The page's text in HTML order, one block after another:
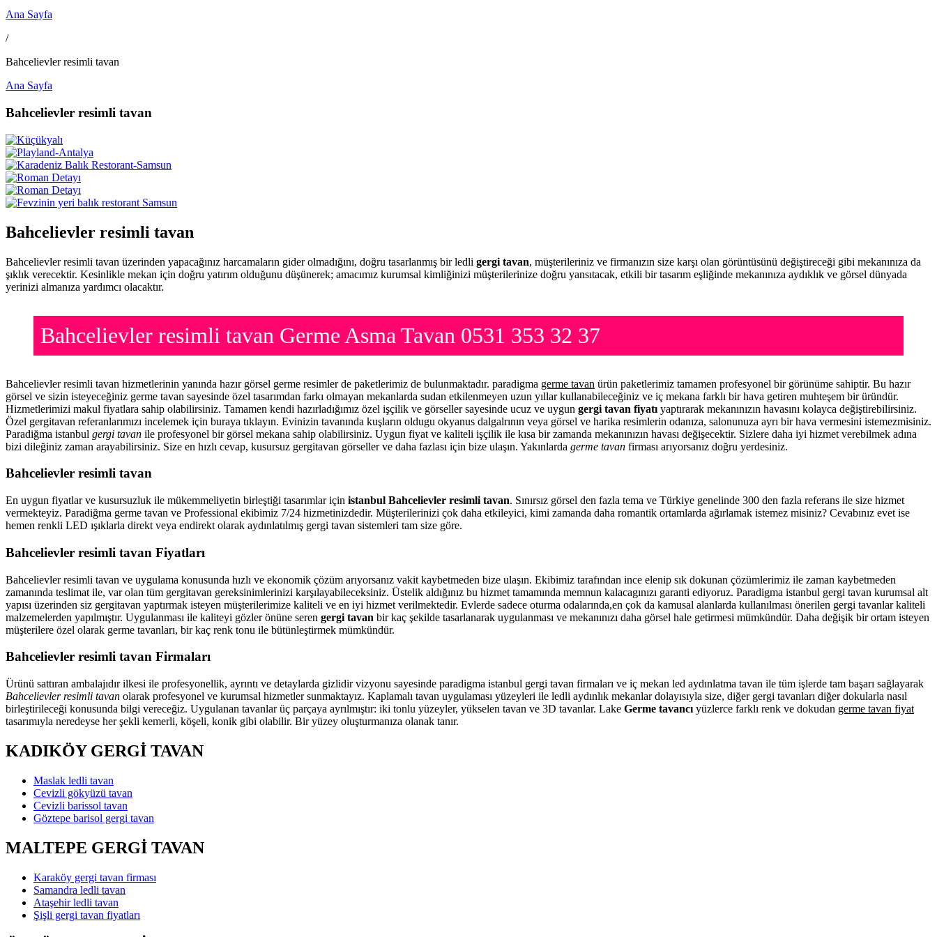
Ana Sayfa
/
Bahcelievler resimli tavan
Ana Sayfa
Bahcelievler resimli tavan
Bahcelievler resimli tavan
Bahcelievler resimli tavan üzerinden yapacağınız harcamaların gider olmadığını, doğru tasarlanmış bir ledli gergi tavan, müşterileriniz ve firmanızın size karşı olan görüntüsünü değiştireceği gibi mekanınıza da
şıklık verecektir. Kesinlikle mekan için doğru yatırım olduğunu düşünerek; amacımız kurumsal kimliğinizi müşterilerinize doğru yansıtacak, etkili bir tasarım eşliğinde mekanınıza aydıklık ve görsel dünyada
yerinizi almanıza yardımcı olacaktır.
Bahcelievler resimli tavan Germe Asma Tavan 0531 353 32 37
Bahcelievler resimli tavan hizmetlerinin yanında hazır görsel germe resimler de paketlerimiz de bulunmaktadır. paradigma germe tavan ürün paketlerimiz tamamen profesyonel bir görünüme sahiptir. Bu hazır
görsel ve sizin isteyeceğiniz germe tavan sayesinde özel tasarımdan farkı olmayan mekanlarda sudan etkilenmeyen uzun yıllar kullanabileceğiniz ve iç mekana farklı bir hava getiren muhteşem bir üründür.
Hizmetlerimizi makul fiyatlara sahip olabilirsiniz. Tamamen kendi hazırladığımız özel işçilik ve görseller sayesinde ucuz ve uygun gergi tavan fiyatı yaptırarak mekanınızın havasını kolayca değiştirebilirsiniz.
Özel gergitavan referanlarımızı incelemek için buraya tıklayın. Evinizin tavanında kuşların oldugu okyanus dalgalrının veya görsel ve harika resimlerin odanıza, salonunuza ayrı bir hava vermesini istemezmisiniz.
Paradiğma istanbul gergi tavan ile profesyonel bir görsel mekana sahip olabilirsiniz. Uygun fiyat ve kaliteli işçilik ile kısa bir zamanda mekanınızın havası değişecektir. Sizlere daha iyi hizmet verebilmek adına
bizi dileğiniz zaman arayabilirsiniz. Size en hızlı cevap, kusursuz gergitavan görseller ve daha fazlası için bize ulaşın. Yakınlarda germe tavan firması arıyorsanız doğru yerdesiniz.
Bahcelievler resimli tavan
En uygun fiyatlar ve kusursuzluk ile mükemmeliyetin birleştiği tasarımlar için istanbul Bahcelievler resimli tavan. Sınırsız görsel den fazla tema ve Türkiye genelinde 300 den fazla referans ile size hizmet
vermekteyiz. Paradiğma germe tavan ve Professional ekibimiz 7/24 hizmetinizdedir. Müşterilerinizi çok daha etkileyici, kimi zamanda daha romantik ortamlarda ağırlamak istemez misiniz? Cevabınız evet ise
hemen renkli LED ışıklarla direkt veya endirekt olarak aydınlatılmış gergi tavan sistemleri tam size göre.
Bahcelievler resimli tavan Fiyatları
Bahcelievler resimli tavan ve uygulama konusunda hızlı ve ekonomik çözüm arıyorsanız vakit kaybetmeden bize ulaşın. Ekibimiz tarafından ince elenip sık dokunan çözümlerimiz ile zaman kaybetmeden
zamanında teslimat ile, var olan tüm gergitavan gereksinimlerinizi karşılayabileceksiniz. Üstelik aldığınız bu hizmet tamamında memnun kalacagınızı garanti ediyoruz. Paradigma istanbul gergi tavan kurumsal alt
yapısı üzerinden siz gergitavan yaptırmak isteyen müşterilerimize kaliteli ve en iyi hizmet verilmektedir. Evlerde sadece oturma odalarında,en çok da kamusal alanlarda kullanılması önerilen gergi tavanlar kaliteli
malzemelerden yapılmıştır. Uygulanması ile kaliteyi gözler önüne seren gergi tavan bir kaç şekilde tasarlanarak uygulanması ve mekanınızı daha görsel hale getirmesi mümkündür. Daha değişik bir ortam isteyen
müşterilere özel olarak germe tavanları, bir kaç renk tonu ile bütünleştirmek mümkündür.
Bahcelievler resimli tavan Firmaları
Ürünü sattıran ambalajıdır ilkesi ile profesyonellik, ayrıntı ve detaylarda gizlidir vizyonu sayesinde paradigma istanbul gergi tavan firmaları ve iç mekan led aydınlatma tavan ile tüm işlerde tam başarı sağlayarak
Bahcelievler resimli tavan olarak profesyonel ve kurumsal hizmetler sunmaktayız. Kaplamalı tavan uygulaması yüzeyleri ile ledli aydınlık mekanlar dolayısıyla size, diğer gergi tavanları diğer dokularla nasıl
birleştirileceği konusunda bilgi vereceğiz. Uygulanan tavanlar üç parçaya ayrılmıştır: iki tonlu yüzeyler, yükselen tavan ve 3D tavanlar. Lake Germe tavancı yüzlerce farklı renk ve dokudan germe tavan fiyat
tasarımıyla neredeyse her şekli kemerli, köşeli, konik gibi olabilir. Bir yüzey oluşturmanıza olanak tanır.
KADIKÖY GERGİ TAVAN
Maslak ledli tavan
Cevizli gökyüzü tavan
Cevizli barissol tavan
Göztepe barisol gergi tavan
MALTEPE GERGİ TAVAN
Karaköy gergi tavan firması
Samandra ledli tavan
Ataşehir ledli tavan
Şişli gergi tavan fiyatları